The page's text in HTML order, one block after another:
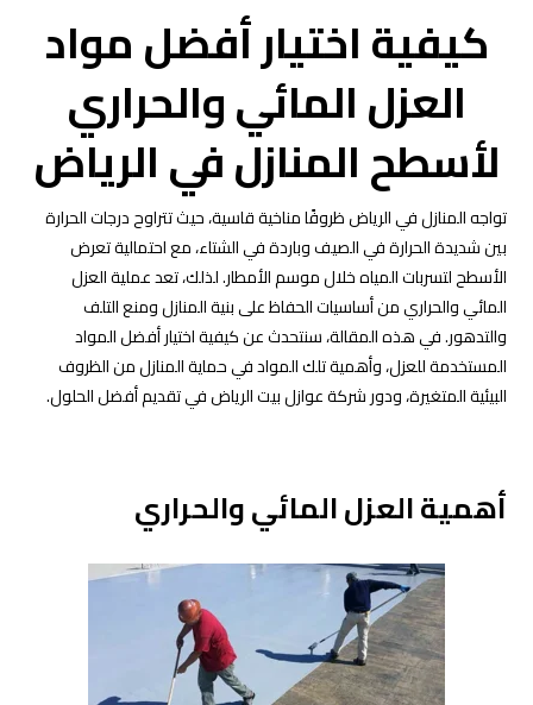
كيفية اختيار أفضل مواد
العزل المائي والحراري
لأسطح المنازل في الرياض
تواجه المنازل في الرياض ظروفًا مناخية قاسية، حيث تتراوح درجات الحرارة
بين شديدة الحرارة في الصيف وباردة في الشتاء، مع احتمالية تعرض
الأسطح لتسربات المياه خلال موسم الأمطار. لذلك، تعد عملية العزل
المائي والحراري من أساسيات الحفاظ على بنية المنازل ومنع التلف
والتدهور. في هذه المقالة، سنتحدث عن كيفية اختيار أفضل المواد
المستخدمة للعزل، وأهمية تلك المواد في حماية المنازل من الظروف
البيئية المتغيرة، ودور شركة عوازل بيت الرياض في تقديم أفضل الحلول.
أهمية العزل المائي والحراري